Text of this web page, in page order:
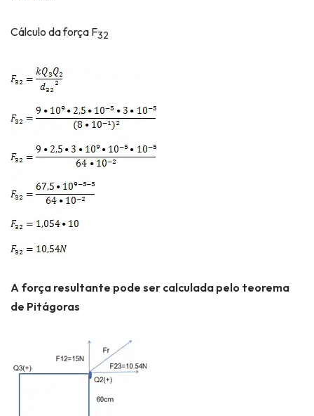
Cálculo da força F32
A força resultante pode ser calculada pelo teorema
de Pitágoras